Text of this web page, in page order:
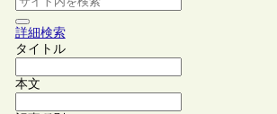
詳細検索
タイトル
本文